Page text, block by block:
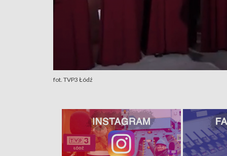
fot. TVP3 Łódź